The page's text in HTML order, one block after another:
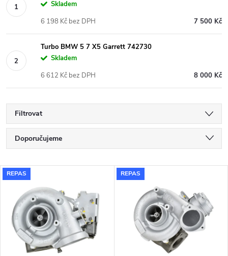
Skladem
7 500 Kč
6 198 Kč bez DPH
Turbo BMW 5 7 X5 Garrett 742730
Skladem
8 000 Kč
6 612 Kč bez DPH
Filtrovat
Ř
a
e
n
Doporučujeme
Nejdražší
Nejprodávanější
Abecedně
V
ý
p
REPAS REPAS